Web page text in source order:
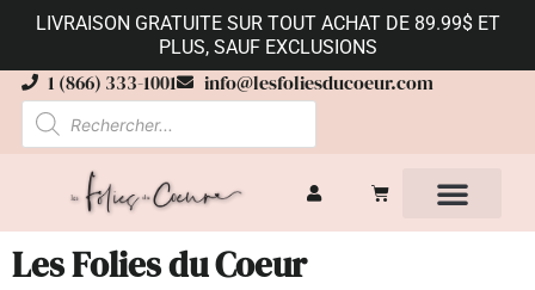
LIVRAISON GRATUITE SUR TOUT ACHAT DE 89.99$ ET
PLUS, SAUF EXCLUSIONS
1 (866) 333-1001 info@lesfoliesducoeur.com
Les Folies du Coeur